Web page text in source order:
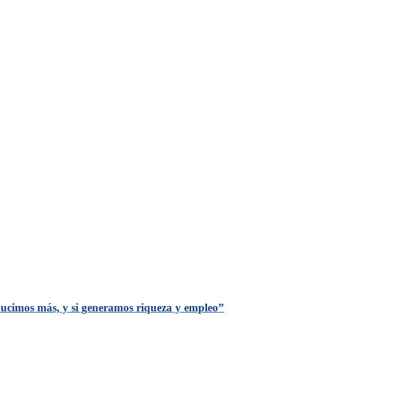
más, y si generamos riqueza y empleo”